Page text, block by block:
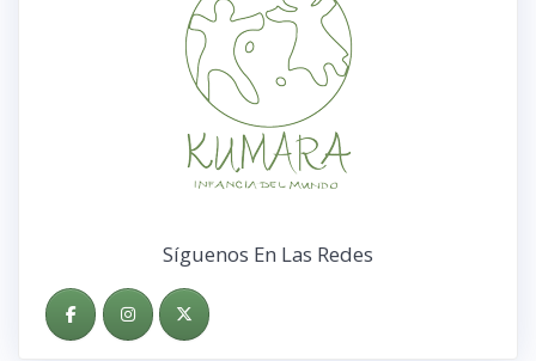
Síguenos En Las Redes